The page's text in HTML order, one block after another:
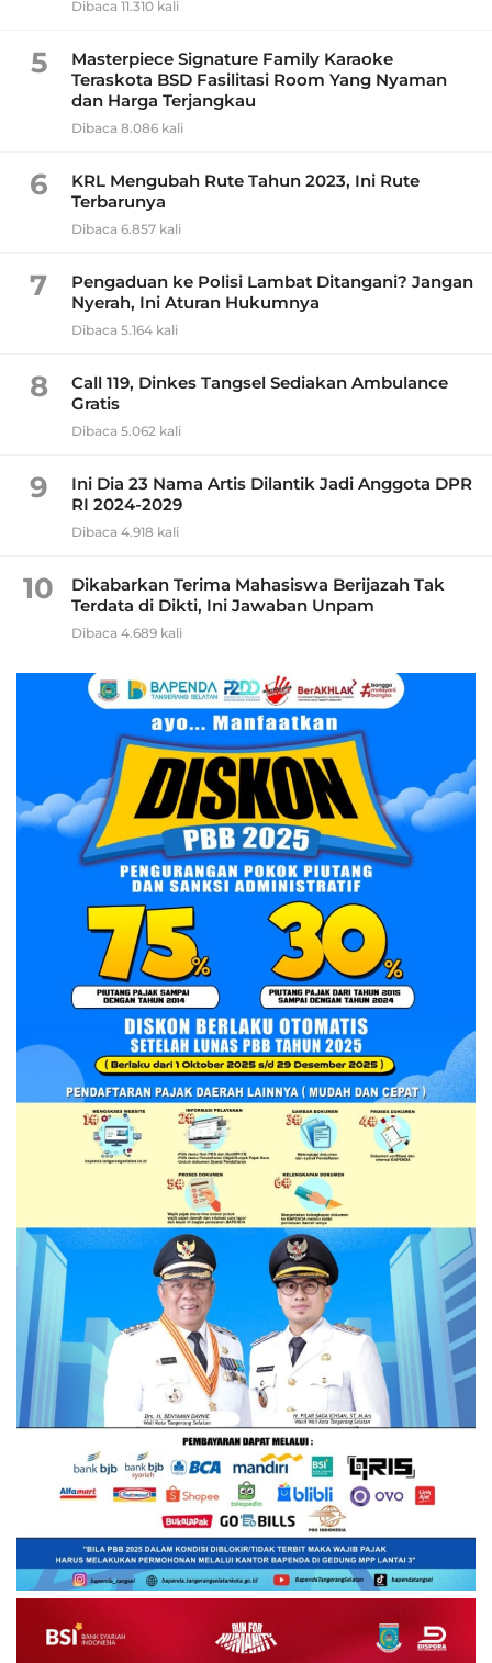
Dibaca 11.310 kali
5
Masterpiece Signature Family Karaoke
Teraskota BSD Fasilitasi Room Yang Nyaman
dan Harga Terjangkau
Dibaca 8.086 kali
6
KRL Mengubah Rute Tahun 2023, Ini Rute
Terbarunya
Dibaca 6.857 kali
7
Pengaduan ke Polisi Lambat Ditangani? Jangan
Nyerah, Ini Aturan Hukumnya
Dibaca 5.164 kali
8
Call 119, Dinkes Tangsel Sediakan Ambulance
Gratis
Dibaca 5.062 kali
9
Ini Dia 23 Nama Artis Dilantik Jadi Anggota DPR
RI 2024-2029
Dibaca 4.918 kali
10
Dikabarkan Terima Mahasiswa Berijazah Tak
Terdata di Dikti, Ini Jawaban Unpam
Dibaca 4.689 kali